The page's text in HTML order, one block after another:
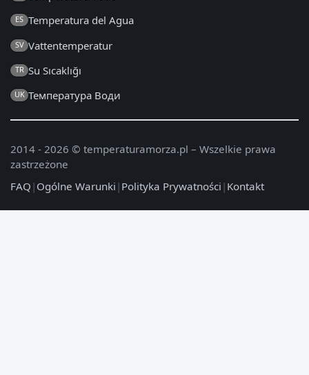
ES Temperatura del Agua
SV Vattentemperatur
TR Su Sıcaklığı
UK Температура Води
2014 - 2026 © temperaturamorza.pl – Wszelkie prawa
zastrzeżone
FAQ | Ogólne Warunki | Polityka Prywatności | Kontakt